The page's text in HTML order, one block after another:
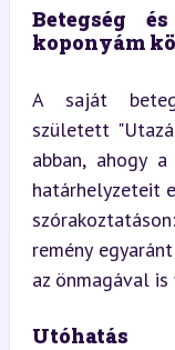
Betegség
koponyám
A saját
született
abban, ahogy
határhelyzeteit
remény
az önmagával
Utóhatás